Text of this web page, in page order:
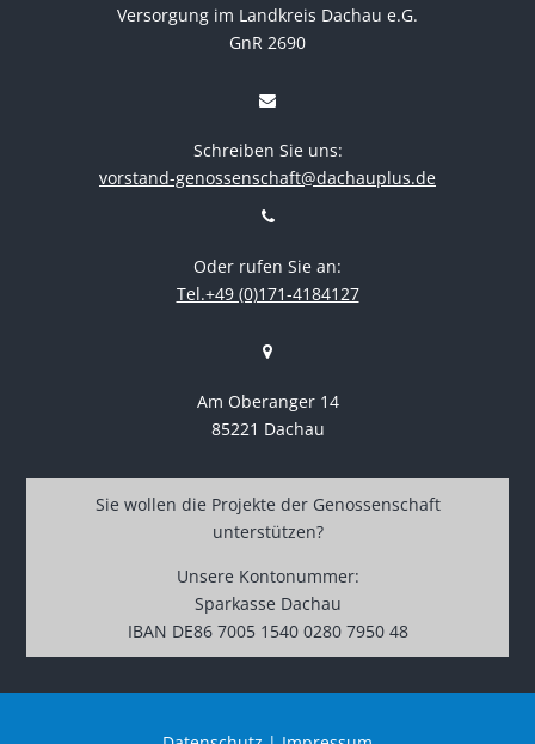
Versorgung im Landkreis Dachau e.G.
GnR 2690
Schreiben Sie uns:
vorstand-genossenschaft@dachauplus.de
Oder rufen Sie an:
Tel.+49 (0)171-4184127
Am Oberanger 14
85221 Dachau
Sie wollen die Projekte der Genossenschaft
unterstützen?
Unsere Kontonummer:
Sparkasse Dachau
IBAN DE86 7005 1540 0280 7950 48